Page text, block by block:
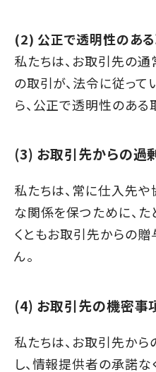
(2) 公正で透明性のあ
私たちは、お取引先の
の取引が、法令に従っ
ら、公正で透明性のある
(3) お取引先からの過
私たちは、常に仕入先
な関係を保つために、
くともお取引先からの
ん。
(4) お取引先の機密事
私たちは、お取引先か
し、情報提供者の承諾な